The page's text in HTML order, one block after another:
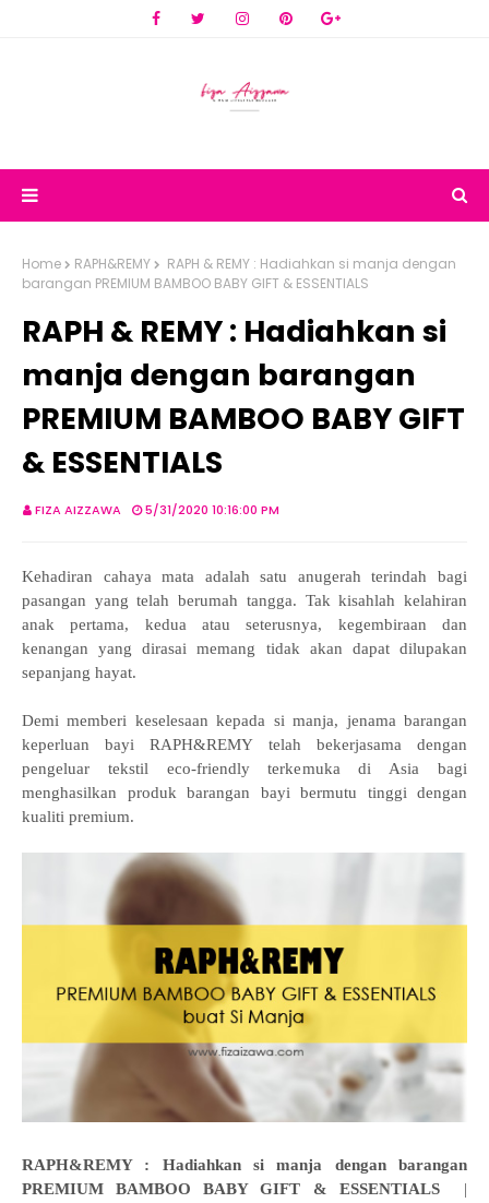
Home RAPH&REMY
RAPH & REMY : Hadiahkan si manja dengan
barangan PREMIUM BAMBOO BABY GIFT & ESSENTIALS
RAPH & REMY : Hadiahkan si
manja dengan barangan
PREMIUM BAMBOO BABY GIFT
& ESSENTIALS
FIZA AIZZAWA 5/31/2020 10:16:00 PM
Kehadiran cahaya mata adalah satu anugerah terindah bagi
pasangan yang telah berumah tangga. Tak kisahlah kelahiran
anak pertama, kedua atau seterusnya, kegembiraan dan
kenangan yang dirasai memang tidak akan dapat dilupakan
sepanjang hayat.
Demi memberi keselesaan kepada si manja, jenama barangan
keperluan bayi RAPH&REMY telah bekerjasama dengan
pengeluar tekstil eco-friendly terkemuka di Asia bagi
menghasilkan produk barangan bayi bermutu tinggi dengan
kualiti premium.
RAPH&REMY : Hadiahkan si manja dengan barangan
PREMIUM BAMBOO BABY GIFT & ESSENTIALS |